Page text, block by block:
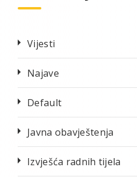
Vijesti
Najave
Default
Javna obavještenja
Izvješća radnih tijela